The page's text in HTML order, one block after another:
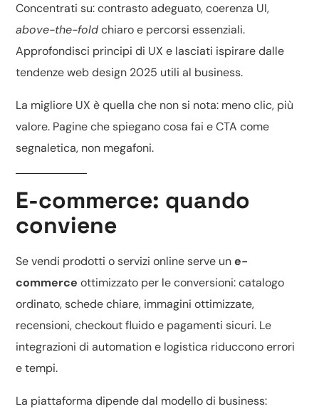
Concentrati su: contrasto adeguato, coerenza UI,
above-the-foldchiaro e percorsi essenziali.
Approfondisci principi di UX e lasciati ispirare dalle
tendenze web design 2025 utili al business.
La migliore UX è quella che non si nota: meno clic, più
valore. Pagine che spiegano cosa fai e CTA come
segnaletica, non megafoni.
E-commerce: quando
conviene
Se vendi prodotti o servizi online serve une-
commerce ottimizzato per le conversioni: catalogo
ordinato, schede chiare, immagini ottimizzate,
recensioni, checkout fluido e pagamenti sicuri. Le
integrazioni di automation e logistica riduccono errori
e tempi.
La piattaforma dipende dal modello di business: